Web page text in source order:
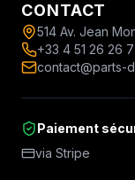
CONTACT
514 Av. Jean
+33 4 51 26 26
contact@parts-
Paiement
via Stripe